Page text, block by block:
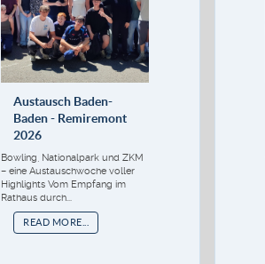
Austausch Baden-
Baden - Remiremont
2026
Bowling, Nationalpark und ZKM
– eine Austauschwoche voller
Highlights Vom Empfang im
Rathaus durch...
READ MORE...